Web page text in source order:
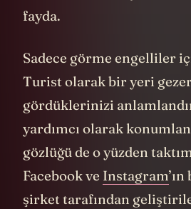
fayda.
Sadece görme engelliler
Turist olarak bir yeri
gördüklerinizi
yardımcı olarak
gözlüğü de o yüzden
Facebook ve Instagram
şirket tarafından